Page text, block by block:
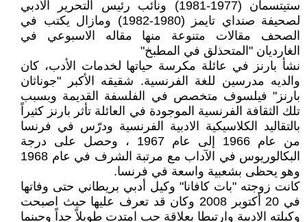
ستيتسمان (1977-1981) ونائب رئيس التحرير الأدبي
لصحيفة صنداي تايمز (1980-1982) ومازال يكتب في
الصحف مقالات متنوعة منها مقاله الاسبوعي في
الغارديان "المتحذلق في المطبخ"
نشأ بارنز في عائلة مكرسة حياتها لخدمات الأدب، كان
والديه مدرسين للغة الفرنسية. شقيقه الأكبر "جوناثان
بارنز" فيلسوف متخصص في الفلسفة القديمة وبسبب
تلك الثقافة الفرنسية الموجودة في العائلة تأثر بارنز كثيراً
بالتقاليد الكلاسيكية الادبية الفرنسية ودرّس في فرنسا
من عام 1966 إلى عام 1967 ، وحصل على درجة
البكالوريوس في الآداب مع مرتبة الشرف في عام 1968
وهو يحظى بشعبية واسعة في فرنسا.
كانت زوجته "بات كافانا" وكيل أدبي بريطاني حتى وفاتها
في 20 أكتوبر 2008 وكان قد تعرف عليها حيث اصبحت
وكيلته الادبية وارتبطا بعلاقة حب امتدت طويلاً جداً وحينما